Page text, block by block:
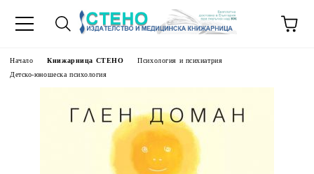
Начало Книжарница СТЕНО
Психология и психиатрия
Детско-юношеска психология